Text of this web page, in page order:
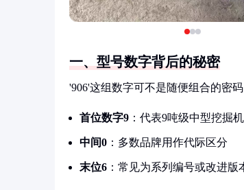
一、型号数字背后的秘密
'906'这组数字可不是随便组合的密
首位数字9 ：代表9吨级中型挖掘机
中间0 ：多数品牌用作代际区分
末位6 ：常见为系列编号或改进版